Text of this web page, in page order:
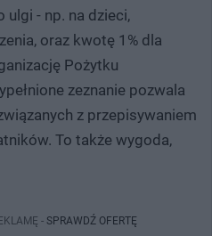
ulgi - np. na dzieci,
oraz kwotę 1% dla
Pożytku
zeznanie pozwala
z przepisywaniem
To także wygoda,
- SPRAWDŹ OFERTĘ